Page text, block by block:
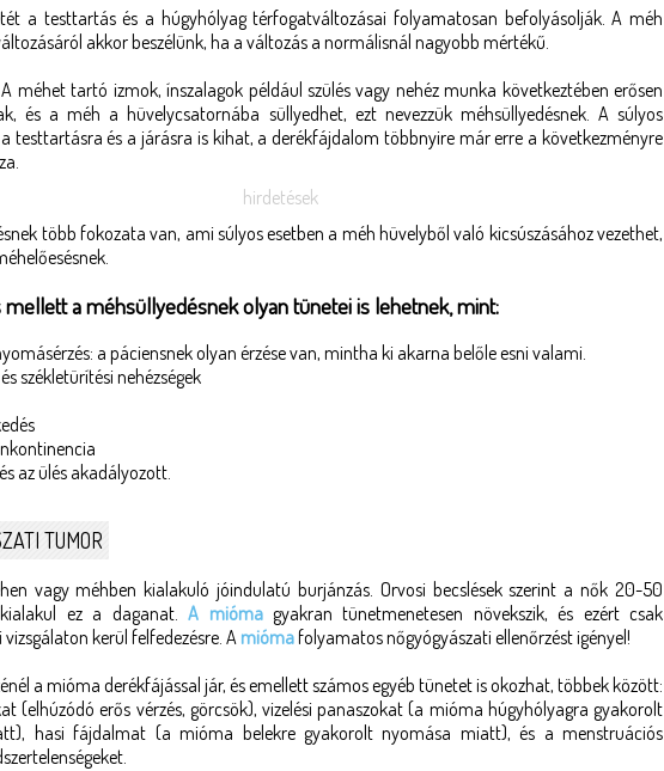
a testtartás és a húgyhólyag térfogatváltozásai folyamatosan befolyásolják. A méh
akkor beszélünk, ha a változás a normálisnál nagyobb mértékű.
A méhet tartó izmok, ínszalagok például szülés vagy nehéz munka következtében erősen
és a méh a hüvelycsatornába süllyedhet, ezt nevezzük méhsüllyedésnek. A súlyos
testtartásra és a járásra is kihat, a derékfájdalom többnyire már erre a következményre
hirdetések
több fokozata van, ami súlyos esetben a méh hüvelyből való kicsúszásához vezethet,
mellett a méhsüllyedésnek olyan tünetei is lehetnek, mint:
a páciensnek olyan érzése van, mintha ki akarna belőle esni valami.
székletürítési nehézségek
az ülés akadályozott.
TUMOR
vagy méhben kialakuló jóindulatú burjánzás. Orvosi becslések szerint a nők 20-50
kialakul ez a daganat.A miómagyakran tünetmenetesen növekszik, és ezért csak
kerül felfedezésre. A miómafolyamatos nőgyógyászati ellenőrzést igényel!
a mióma derékfájással jár, és emellett számos egyéb tünetet is okozhat, többek között:
(elhúzódó erős vérzés, görcsök), vizelési panaszokat (a mióma húgyhólyagra gyakorolt
hasi fájdalmat (a mióma belekre gyakorolt nyomása miatt), és a menstruációs